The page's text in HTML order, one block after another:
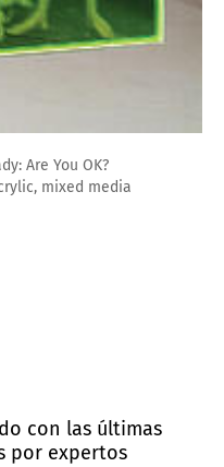
Are You OK?
mixed media
con las últimas
por expertos